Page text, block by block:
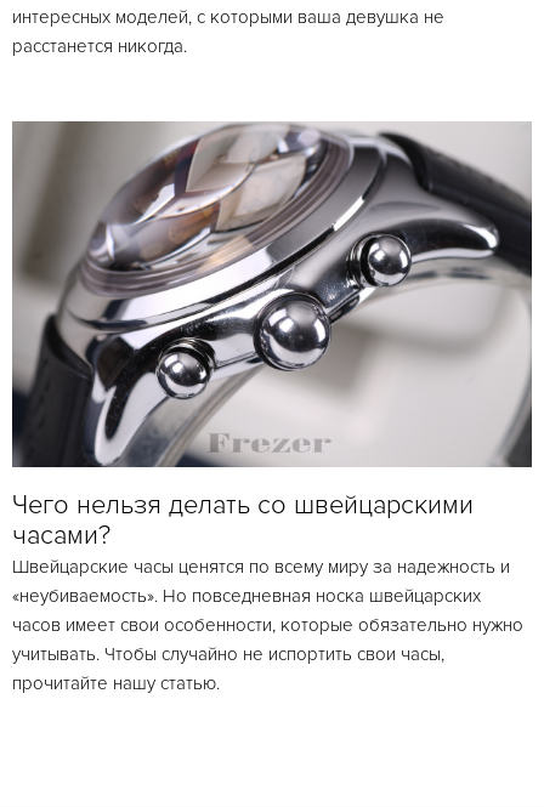
интересных моделей, с которыми ваша девушка не
расстанется никогда.
Чего нельзя делать со швейцарскими
часами?
Швейцарские часы ценятся по всему миру за надежность и
«неубиваемость». Но повседневная носка швейцарских
часов имеет свои особенности, которые обязательно нужно
учитывать. Чтобы случайно не испортить свои часы,
прочитайте нашу статью.